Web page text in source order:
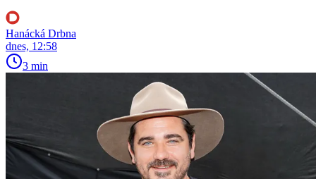
Hanácká Drbna
dnes, 12:58
3 min